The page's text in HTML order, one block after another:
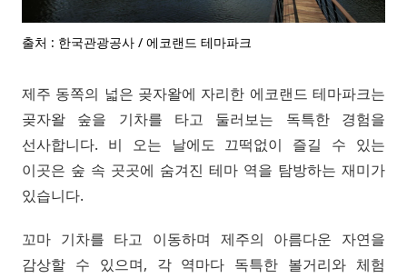
출처 : 한국관광공사 / 에코랜드 테마파크
제주 동쪽의 넓은 곶자왈에 자리한 에코랜드 테마파크는
곶자왈 숲을 기차를 타고 둘러보는 독특한 경험을
선사합니다. 비 오는 날에도 끄떡없이 즐길 수 있는
이곳은 숲 속 곳곳에 숨겨진 테마 역을 탐방하는 재미가
있습니다.
꼬마 기차를 타고 이동하며 제주의 아름다운 자연을
감상할 수 있으며, 각 역마다 독특한 볼거리와 체험